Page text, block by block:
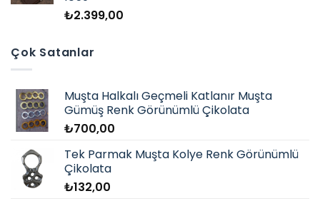
₺2.399,00
Çok Satanlar
Muşta Halkalı Geçmeli Katlanır Muşta
Gümüş Renk Görünümlü Çikolata
₺700,00
Tek Parmak Muşta Kolye Renk Görünümlü
Çikolata
₺132,00